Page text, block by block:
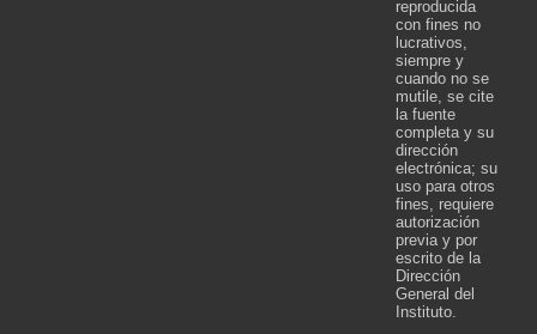
reproducida
con fines no
lucrativos,
siempre y
cuando no se
mutile, se cite
la fuente
completa y su
dirección
electrónica; su
uso para otros
fines, requiere
autorización
previa y por
escrito de la
Dirección
General del
Instituto.